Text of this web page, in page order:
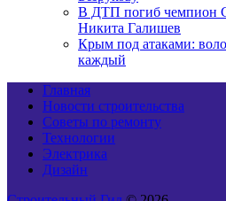
В ДТП погиб чемпион
Никита Галишев
Крым под атаками:
каждый
Главная
Новости строительства
Советы по ремонту
Технологии
Электрика
Дизайн